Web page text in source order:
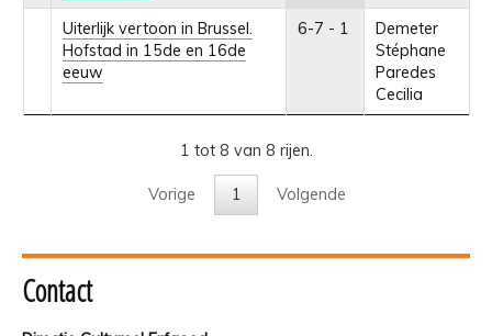
Uiterlijk vertoon in Brussel.
Hofstad in 15de en 16de
eeuw
6-7 - 1
Demeter
Stéphane
Paredes
Cecilia
1 tot 8 van 8 rijen.
Vorige 1 Volgende
Contact